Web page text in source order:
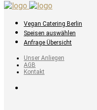
Vegan Catering Berlin
Speisen auswählen
Anfrage Übersicht
Unser Anliegen
AGB
Kontakt